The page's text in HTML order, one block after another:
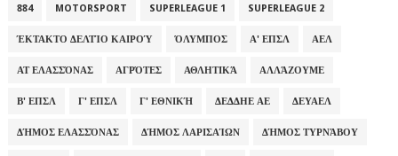
884 MOTORSPORT SUPERLEAGUE 1 SUPERLEAGUE 2
ΈΚΤΑΚΤΟ ΔΕΛΤΊΟ ΚΑΙΡΟΎ ΌΛΥΜΠΟΣ Α' ΕΠΣΛ ΑΕΛ
ΑΤ ΕΛΑΣΣΌΝΑΣ ΑΓΡΌΤΕΣ ΑΘΛΗΤΙΚΆ ΑΛΛΆΖΟΥΜΕ
Β' ΕΠΣΛ Γ' ΕΠΣΛ Γ' ΕΘΝΙΚΉ ΔΕΔΔΗΕ ΑΕ ΔΕΥΑΕΛ
ΔΉΜΟΣ ΕΛΑΣΣΌΝΑΣ ΔΉΜΟΣ ΛΑΡΙΣΑΊΩΝ ΔΉΜΟΣ ΤΥΡΝΆΒΟΥ